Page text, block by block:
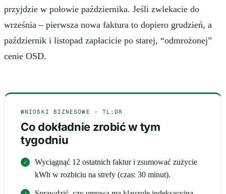
przyjdzie w połowie października. Jeśli zwlekacie do
września – pierwsza nowa faktura to dopiero grudzień, a
październik i listopad zapłacicie po starej, “odmrożonej”
cenie OSD.
WNIOSKI BIZNESOWE - TL;DR
Co dokładnie zrobić w tym
tygodniu
Wyciągnąć 12 ostatnich faktur i zsumować zużycie
kWh w rozbiciu na strefy (czas: 30 minut).